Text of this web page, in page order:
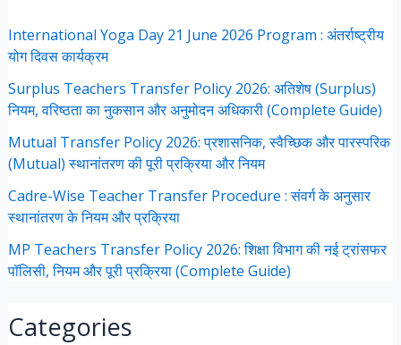
International Yoga Day 21 June 2026 Program : अंतर्राष्ट्रीय
योग दिवस कार्यक्रम
Surplus Teachers Transfer Policy 2026: अतिशेष (Surplus)
नियम, वरिष्ठता का नुकसान और अनुमोदन अधिकारी (Complete Guide)
Mutual Transfer Policy 2026: प्रशासनिक, स्वैच्छिक और पारस्परिक
(Mutual) स्थानांतरण की पूरी प्रक्रिया और नियम
Cadre-Wise Teacher Transfer Procedure : संवर्ग के अनुसार
स्थानांतरण के नियम और प्रक्रिया
MP Teachers Transfer Policy 2026: शिक्षा विभाग की नई ट्रांसफर
पॉलिसी, नियम और पूरी प्रक्रिया (Complete Guide)
Categories